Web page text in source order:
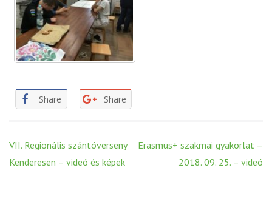
Share Share
Post
navigation
VII. Regionális szántóverseny
Kenderesen – videó és képek
Erasmus+ szakmai gyakorlat –
2018. 09. 25. – videó